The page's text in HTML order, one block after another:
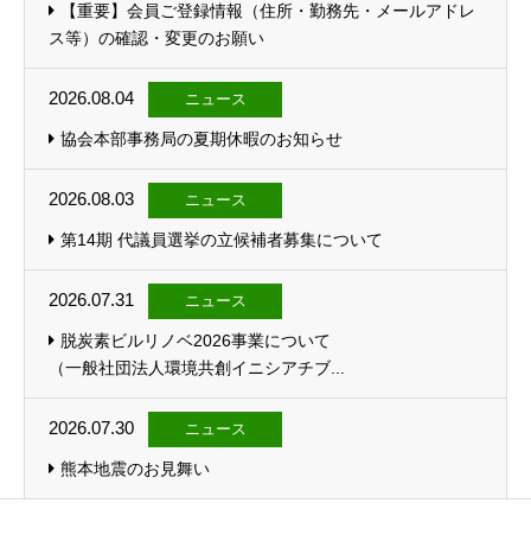
【重要】会員ご登録情報（住所・勤務先・メールアドレ
ス等）の確認・変更のお願い
2026.08.04 ニュース
協会本部事務局の夏期休暇のお知らせ
2026.08.03 ニュース
第14期 代議員選挙の立候補者募集について
2026.07.31 ニュース
脱炭素ビルリノベ2026事業について
（一般社団法人環境共創イニシアチブ...
2026.07.30 ニュース
熊本地震のお見舞い